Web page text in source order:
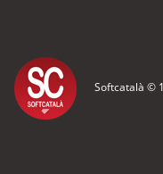
Softcatalà ©